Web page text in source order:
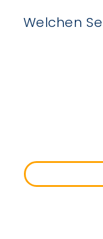
Welchen